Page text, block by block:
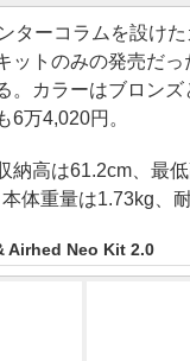
ターコラムを設けた
ットのみの発売だっ
。カラーはブロンズ
6万4,020円。
納高は61.2cm、最
体重量は1.73kg、
Airhed Neo Kit 2.0